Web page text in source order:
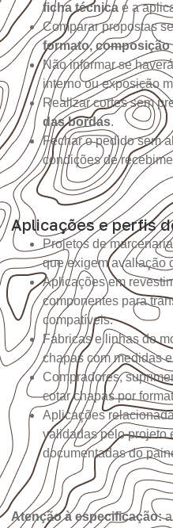
ficha técnica e a
Comparar propostas
formato, composição
Não informar se
interno ou exposição
Realizar cortes sem
das bordas.
Fechar o pedido sem
condições de
Aplicações e perfis
Projetos de
que exigem avaliação
Aplicações em
componentes para
compatíveis.
Fábricas e linhas de
chapas com medidas
Compradores,
cotar chapas por
Aplicações
validadas pelo projeto
documentadas do
Atenção à especificação:a